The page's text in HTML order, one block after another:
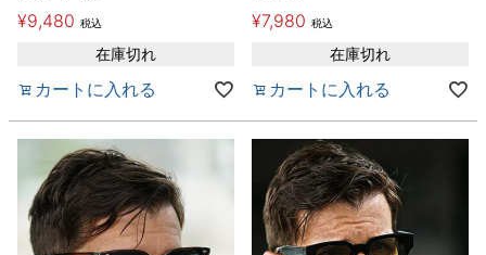
¥9,480 税込
在庫切れ
カートに入れる
¥7,980 税込
在庫切れ
カートに入れる